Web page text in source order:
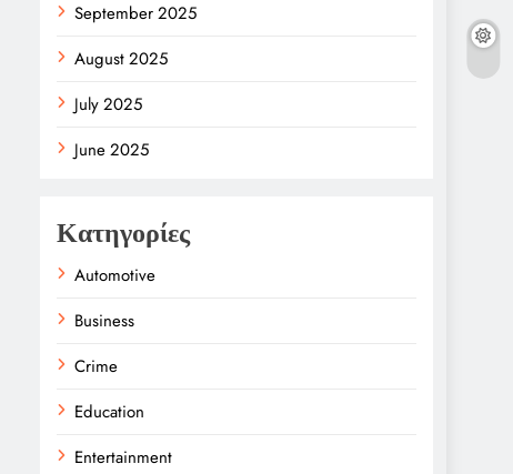
September 2025
August 2025
July 2025
June 2025
Κατηγορίες
Automotive
Business
Crime
Education
Entertainment